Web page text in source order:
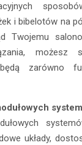
i bibelotów na
Twojemu
możesz
zarówno
układy,